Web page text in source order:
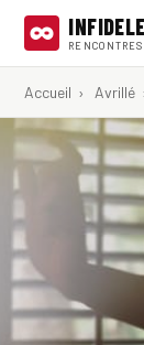
Accueil › Avrillé